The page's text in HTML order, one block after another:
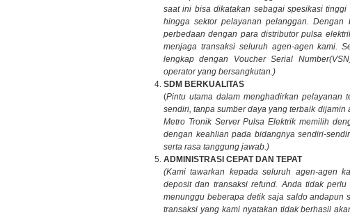
saat ini bisa dikatakan sebagai spesikasi
hingga sektor pelayanan pelanggan. Dengan
perbedaan dengan para distributor pulsa
menjaga transaksi seluruh agen-agen kami.
lengkap dengan Voucher Serial
operator yang bersangkutan.)
SDM BERKUALITAS
(Pintu utama dalam menghadirkan
sendiri, tanpa sumber daya yang terbaik
Metro Tronik Server Pulsa Elektrik memilih
dengan keahlian pada bidangnya sendiri-
serta rasa tanggung jawab.)
ADMINISTRASI CEPAT DAN TEPAT
(Kami tawarkan kepada seluruh agen-agen
deposit dan transaksi refund. Anda tidak
menunggu beberapa detik saja saldo andapun
transaksi yang kami nyatakan tidak berhasil